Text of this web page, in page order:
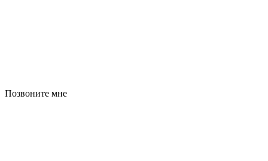
Позвоните мне